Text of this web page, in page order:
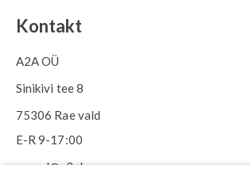
Kontakt
A2A OÜ
Sinikivi tee 8
75306 Rae vald
E-R 9-17:00
epood@a2ahome.com